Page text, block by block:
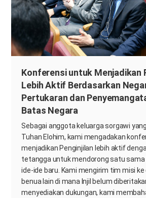
Konferensi untuk Menjadikan
Lebih Aktif Berdasarkan
Pertukaran dan
Batas Negara
Sebagai anggota keluarga sorgawi
Tuhan Elohim, kami mengadakan
menjadikan Penginjilan lebih aktif
tetangga untuk mendorong satu sama
ide-ide baru. Kami mengirim tim misi ke
benua lain di mana Injil belum
menyediakan dukungan, kami